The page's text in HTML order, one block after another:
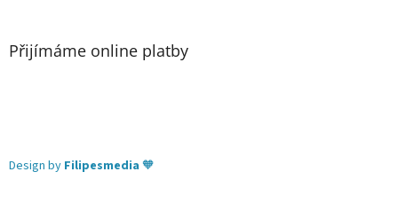
Přijímáme online platby
Design by Filipesmedia 🧡